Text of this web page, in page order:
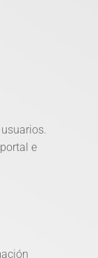
e